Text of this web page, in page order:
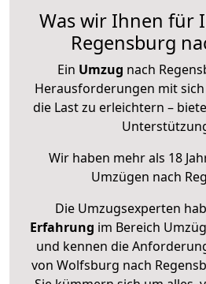
Was wir Ihnen für
Regensburg
Ein Umzug nach
Herausforderungen mit
die Last zu erleichtern –
Wir haben mehr als 18
Umzügen nach
Die Umzugsexperten
Erfahrung im Bereich
und kennen die
von Wolfsburg nach